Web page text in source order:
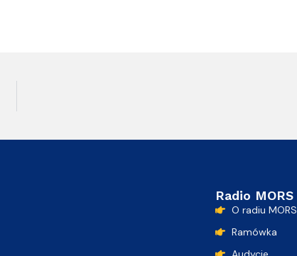
Radio MORS
O radiu MORS
Ramówka